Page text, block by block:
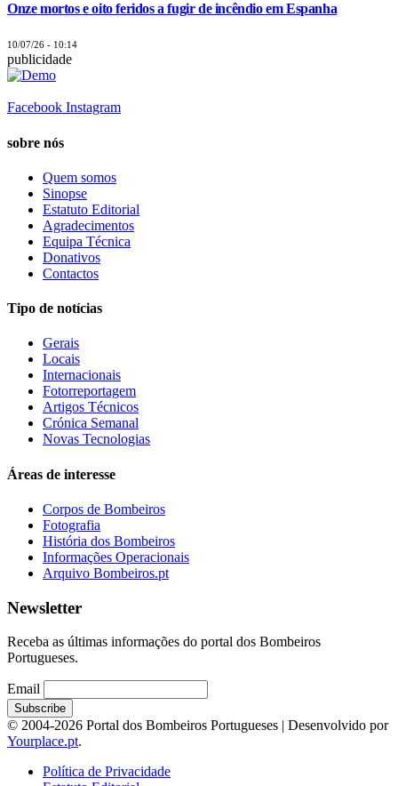
Onze mortos e oito feridos a fugir de incêndio em Espanha
10/07/26 - 10:14
publicidade
Facebook Instagram
sobre nós
Quem somos
Sinopse
Estatuto Editorial
Agradecimentos
Equipa Técnica
Donativos
Contactos
Tipo de notícias
Gerais
Locais
Internacionais
Fotorreportagem
Artigos Técnicos
Crónica Semanal
Novas Tecnologias
Áreas de interesse
Corpos de Bombeiros
Fotografia
História dos Bombeiros
Informações Operacionais
Arquivo Bombeiros.pt
Newsletter
Receba as últimas informações do portal dos Bombeiros
Portugueses.
Email
© 2004-2026 Portal dos Bombeiros Portugueses | Desenvolvido por
Yourplace.pt.
Política de Privacidade